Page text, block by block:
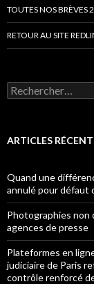
TOUTES NOS BRÈVES
RETOUR AU SITE
Rechercher :
ARTICLES
Quand une
annulé pour défaut
Photographies non
agences de presse
Plateformes en
judiciaire de Paris
contrôle renforcé